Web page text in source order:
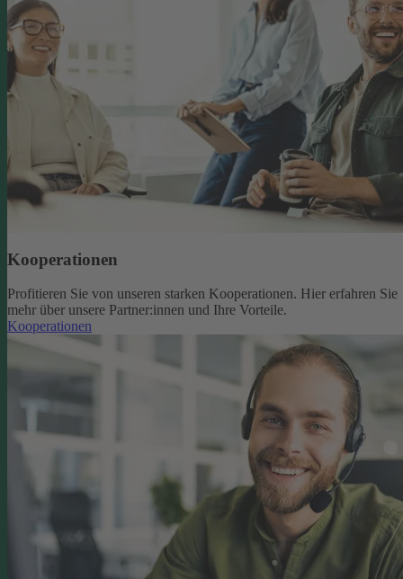
Kooperationen
Profitieren Sie von unseren starken Kooperationen. Hier erfahren Sie
mehr über unsere Partner:innen und Ihre Vorteile.
Kooperationen